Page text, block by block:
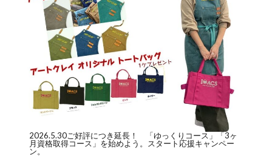
2026.5.30ご好評につき延長！ 「ゆっくりコース 」「3ヶ
月資格取得コース 」を始めよう。スタート応援キャンペー
ン。